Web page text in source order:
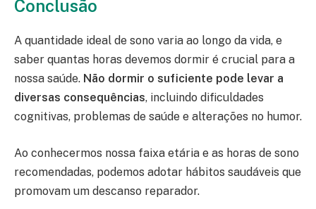
Conclusão
A quantidade ideal de sono varia ao longo da vida, e
saber quantas horas devemos dormir é crucial para a
nossa saúde. Não dormir o suficiente pode levar a
diversas consequências, incluindo dificuldades
cognitivas, problemas de saúde e alterações no humor.
Ao conhecermos nossa faixa etária e as horas de sono
recomendadas, podemos adotar hábitos saudáveis que
promovam um descanso reparador.